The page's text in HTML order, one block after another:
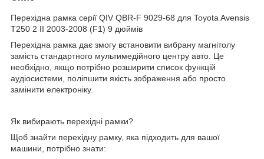
Перехідна рамка серії QIV QBR-F 9029-68 для Toyota Avensis
T250 2 II 2003-2008 (F1) 9 дюймів
Перехідна рамка дає змогу встановити вибрану магнітолу
замість стандартного мультимедійного центру авто. Це
необхідно, якщо потрібно розширити список функцій
аудіосистеми, поліпшити якість зображення або просто
замінити електроніку.
Як вибирають перехідні рамки?
Щоб знайти перехідну рамку, яка підходить для вашої
машини, потрібно знати: